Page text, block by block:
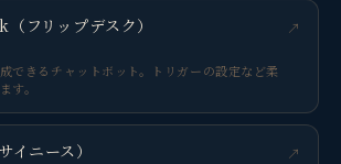
フリップデスク）
できるチャットボット。トリガーの設定など柔
す。
↗
イニース） ↗